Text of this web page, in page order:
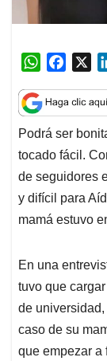
W
a
t
s
A
p
p
c
e
b
o
o
k
Podrá ser
tocado fácil.
de seguidores
y difícil para
mamá estuvo
En una
tuvo que
de
caso de su
que empezar